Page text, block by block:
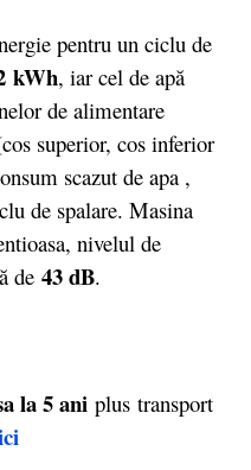
pentru un ciclu de
kWh, iar cel de apă
de alimentare
superior, cos inferior
scazut de apa ,
de spalare. Masina
nivelul de
de 43 dB.
la 5 ani plus transport